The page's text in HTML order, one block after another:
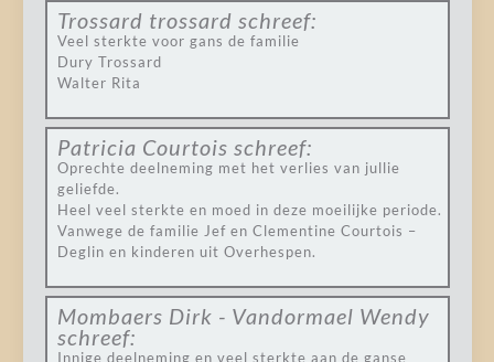
Trossard trossard schreef:
Veel sterkte voor gans de familie
Dury Trossard
Walter Rita
Patricia Courtois schreef:
Oprechte deelneming met het verlies van jullie
geliefde.
Heel veel sterkte en moed in deze moeilijke periode.
Vanwege de familie Jef en Clementine Courtois –
Deglin en kinderen uit Overhespen.
Mombaers Dirk - Vandormael Wendy
schreef:
Innige deelneming en veel sterkte aan de ganse